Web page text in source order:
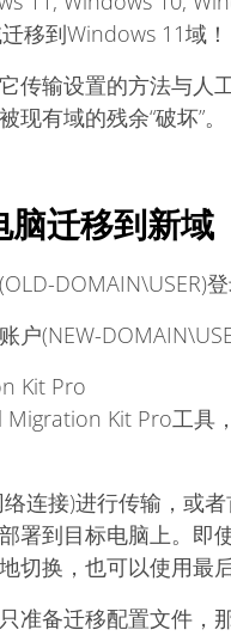
移到Windows 11域！
传输设置的方法与人
有域的残余“破坏”。
脑迁移到新域
DOMAIN\USER)
户(NEW-
Kit Pro
Migration Kit Pro工具
连接)进行传输，或
署到目标电脑上。即
切换，也可以使用最后
准备迁移配置文件，